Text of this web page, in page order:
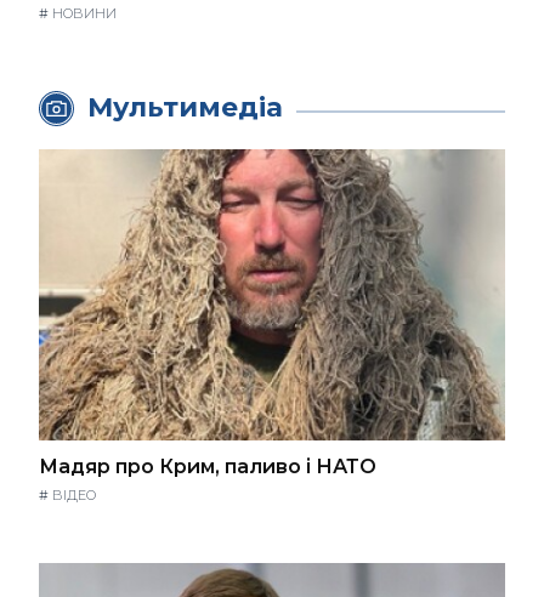
# НОВИНИ
Мультимедіа
Мадяр про Крим, паливо і НАТО
# ВІДЕО